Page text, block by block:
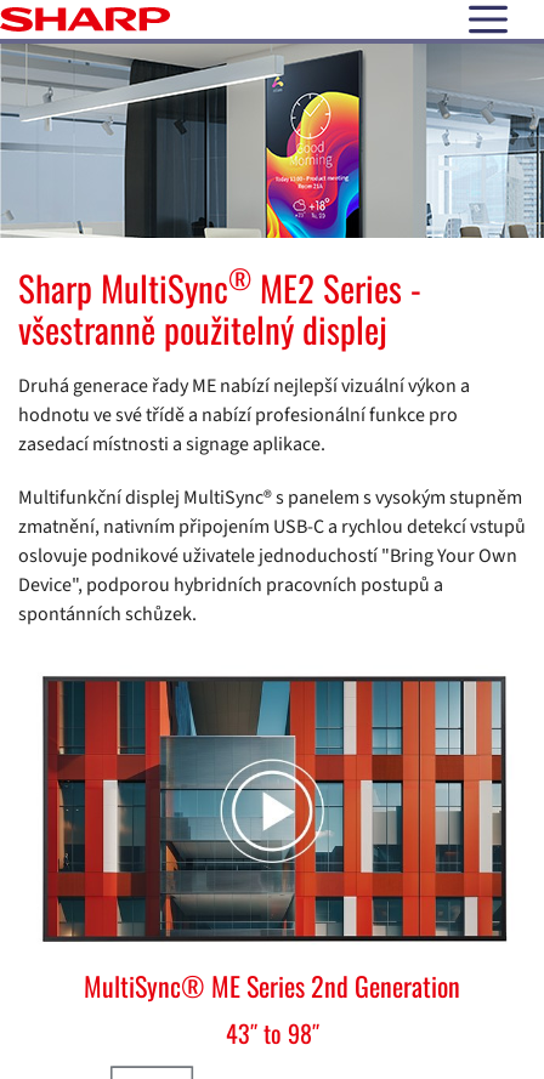
open
Sharp MultiSync® ME2 Series -
všestranně použitelný displej
Druhá generace řady ME nabízí nejlepší vizuální výkon a
hodnotu ve své třídě a nabízí profesionální funkce pro
zasedací místnosti a signage aplikace.
Multifunkční displej MultiSync® s panelem s vysokým stupněm
zmatnění, nativním připojením USB-C a rychlou detekcí vstupů
oslovuje podnikové uživatele jednoduchostí "Bring Your Own
Device", podporou hybridních pracovních postupů a
spontánních schůzek.
MultiSync® ME Series 2nd Generation
43″ to 98″